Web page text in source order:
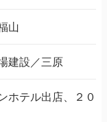
山
建設／三原
ホテル出店、２０